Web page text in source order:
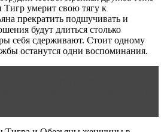
Тигр умерит свою тягу к
прекратить подшучивать и
будут длиться столько
себя сдерживают. Стоит одному
останутся одни воспоминания.